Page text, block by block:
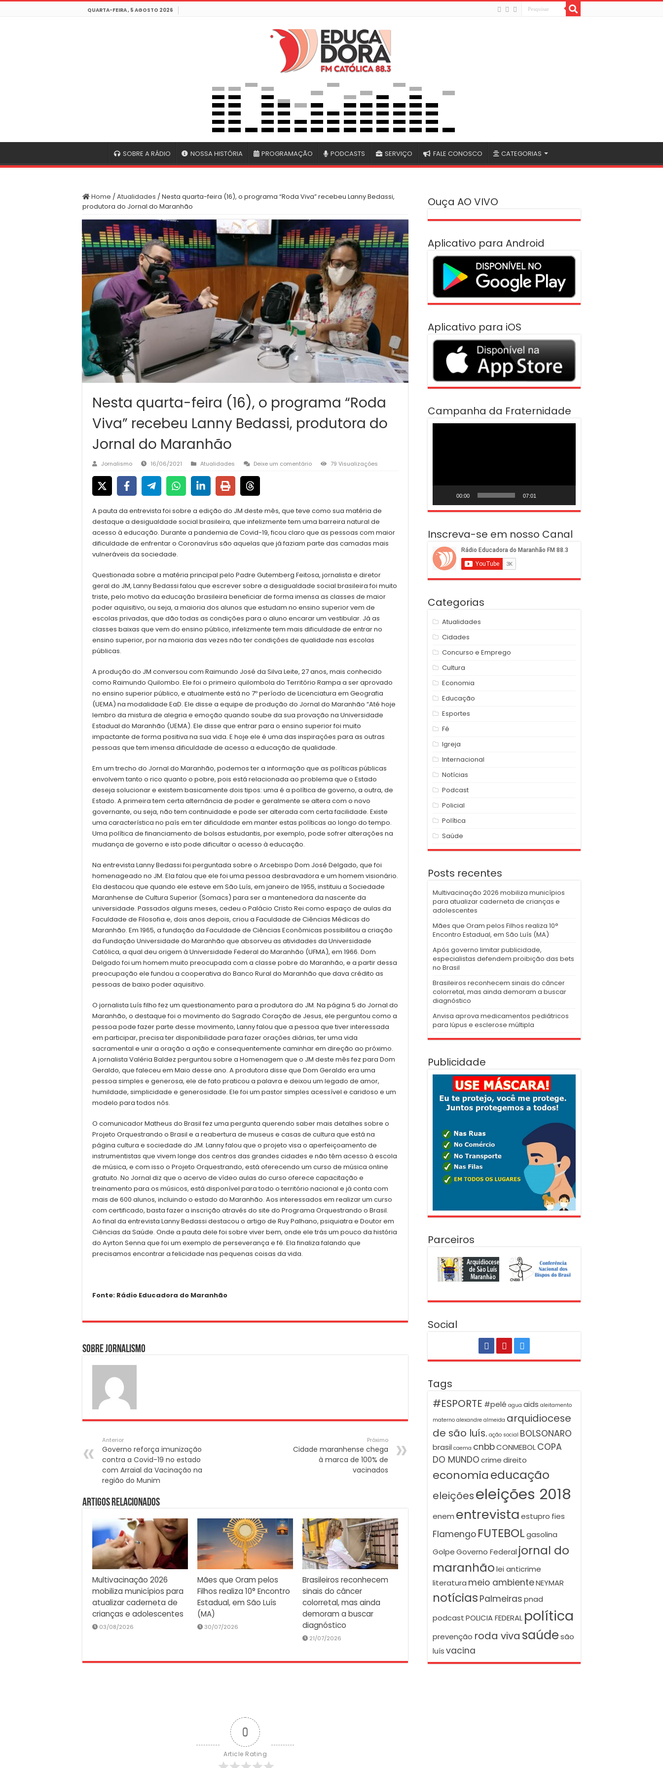
QUARTA-FEIRA , 5 AGOSTO 2026
SOBRE A RÁDIO NOSSA HISTÓRIA PROGRAMAÇÃO PODCASTS SERVIÇO FALE CONOSCO CATEGORIAS
Home /Atualidades /Nesta quarta-feira (16), o programa “Roda Viva” recebeu Lanny Bedassi,
produtora do Jornal do Maranhão
Nesta quarta-feira (16), o programa “Roda
Viva” recebeu Lanny Bedassi, produtora do
Jornal do Maranhão
Jornalismo 16/06/2021 Atualidades Deixe um comentário 79 Visualizações
A pauta da entrevista foi sobre a edição do JM deste mês, que teve como sua matéria de
destaque a desigualdade social brasileira, que infelizmente tem uma barreira natural de
acesso à educação. Durante a pandemia de Covid-19, ficou claro que as pessoas com maior
dificuldade de enfrentar o Coronavírus são aquelas que já faziam parte das camadas mais
vulneráveis da sociedade.
Questionada sobre a matéria principal pelo Padre Gutemberg Feitosa, jornalista e diretor
geral do JM, Lanny Bedassi falou que escrever sobre a desigualdade social brasileira foi muito
triste, pelo motivo da educação brasileira beneficiar de forma imensa as classes de maior
poder aquisitivo, ou seja, a maioria dos alunos que estudam no ensino superior vem de
escolas privadas, que dão todas as condições para o aluno encarar um vestibular. Já as
classes baixas que vem do ensino público, infelizmente tem mais dificuldade de entrar no
ensino superior, por na maioria das vezes não ter condições de qualidade nas escolas
públicas.
A produção do JM conversou com Raimundo José da Silva Leite, 27 anos, mais conhecido
como Raimundo Quilombo. Ele foi o primeiro quilombola do Território Rampa a ser aprovado
no ensino superior público, e atualmente está no 7º período de Licenciatura em Geografia
(UEMA) na modalidade EaD. Ele disse a equipe de produção do Jornal do Maranhão “Até hoje
lembro da mistura de alegria e emoção quando soube da sua provação na Universidade
Estadual do Maranhão (UEMA). Ele disse que entrar para o ensino superior foi muito
impactante de forma positiva na sua vida. E hoje ele é uma das inspirações para as outras
pessoas que tem imensa dificuldade de acesso a educação de qualidade.
Em um trecho do Jornal do Maranhão, podemos ter a informação que as políticas públicas
envolvem tanto o rico quanto o pobre, pois está relacionada ao problema que o Estado
deseja solucionar e existem basicamente dois tipos: uma é a política de governo, a outra, de
Estado. A primeira tem certa alternância de poder e geralmente se altera com o novo
governante, ou seja, não tem continuidade e pode ser alterada com certa facilidade. Existe
uma característica no país em ter dificuldade em manter estas políticas ao longo do tempo.
Uma política de financiamento de bolsas estudantis, por exemplo, pode sofrer alterações na
mudança de governo e isto pode dificultar o acesso à educação.
Na entrevista Lanny Bedassi foi perguntada sobre o Arcebispo Dom José Delgado, que foi
homenageado no JM. Ela falou que ele foi uma pessoa desbravadora e um homem visionário.
Ela destacou que quando ele esteve em São Luís, em janeiro de 1955, instituiu a Sociedade
Maranhense de Cultura Superior (Somacs) para ser a mantenedora da nascente da
universidade. Passados alguns meses, cedeu o Palácio Cristo Rei como espaço de aulas da
Faculdade de Filosofia e, dois anos depois, criou a Faculdade de Ciências Médicas do
Maranhão. Em 1965, a fundação da Faculdade de Ciências Econômicas possibilitou a criação
da Fundação Universidade do Maranhão que absorveu as atividades da Universidade
Católica, a qual deu origem à Universidade Federal do Maranhão (UFMA), em 1966. Dom
Delgado foi um homem muito preocupada com a classe pobre do Maranhão, e a partir dessa
preocupação ele fundou a cooperativa do Banco Rural do Maranhão que dava crédito as
pessoas de baixo poder aquisitivo.
O jornalista Luís filho fez um questionamento para a produtora do JM. Na página 5 do Jornal do
Maranhão, o destaque foi o movimento do Sagrado Coração de Jesus, ele perguntou como a
pessoa pode fazer parte desse movimento, Lanny falou que a pessoa que tiver interessada
em participar, precisa ter disponibilidade para fazer orações diárias, ter uma vida
sacramental e unir a oração a ação e consequentemente caminhar em direção ao próximo.
A jornalista Valéria Baldez perguntou sobre a Homenagem que o JM deste mês fez para Dom
Geraldo, que faleceu em Maio desse ano. A produtora disse que Dom Geraldo era uma
pessoa simples e generosa, ele de fato praticou a palavra e deixou um legado de amor,
humildade, simplicidade e generosidade. Ele foi um pastor simples acessível e caridoso e um
modelo para todos nós.
O comunicador Matheus do Brasil fez uma pergunta querendo saber mais detalhes sobre o
Projeto Orquestrando o Brasil e a reabertura de museus e casas de cultura que está na
página cultura e sociedade do JM. Lanny falou que o projeto visa o aperfeiçoamento de
instrumentistas que vivem longe dos centros das grandes cidades e não têm acesso à escola
de música, e com isso o Projeto Orquestrando, está oferecendo um curso de música online
gratuito. No Jornal diz que o acervo de vídeo aulas do curso oferece capacitação e
treinamento para os músicos, está disponível para todo o território nacional e já conta com
mais de 600 alunos, incluindo o estado do Maranhão. Aos interessados em realizar um curso
com certificado, basta fazer a inscrição através do site do Programa Orquestrando o Brasil.
Ao final da entrevista Lanny Bedassi destacou o artigo de Ruy Palhano, psiquiatra e Doutor em
Ciências da Saúde. Onde a pauta dele foi sobre viver bem, onde ele trás um pouco da história
do Ayrton Senna que foi um exemplo de perseverança e fé. Ela finaliza falando que
precisamos encontrar a felicidade nas pequenas coisas da vida.
Fonte: Rádio Educadora do Maranhão
Sobre Jornalismo
Anterior
Governo reforça imunização
contra a Covid-19 no estado
com Arraial da Vacinação na
região do Munim
Próximo
Cidade maranhense chega
à marca de 100% de
vacinados
Artigos Relacionados
Multivacinação 2026
mobiliza municípios para
atualizar caderneta de
crianças e adolescentes
03/08/2026
Mães que Oram pelos
Filhos realiza 10° Encontro
Estadual, em São Luís
(MA)
30/07/2026
Brasileiros reconhecem
sinais do câncer
colorretal, mas ainda
demoram a buscar
diagnóstico
21/07/2026
0
Article Rating
Ouça AO VIVO
Aplicativo para Android
Aplicativo para iOS
Campanha da Fraternidade
00:00 07:01
Inscreva-se em nosso Canal
Categorias
Atualidades
Cidades
Concurso e Emprego
Cultura
Economia
Educação
Esportes
Fé
Igreja
Internacional
Notícias
Podcast
Policial
Política
Saúde
Posts recentes
Multivacinação 2026 mobiliza municípios
para atualizar caderneta de crianças e
adolescentes
Mães que Oram pelos Filhos realiza 10°
Encontro Estadual, em São Luís (MA)
Após governo limitar publicidade,
especialistas defendem proibição das bets
no Brasil
Brasileiros reconhecem sinais do câncer
colorretal, mas ainda demoram a buscar
diagnóstico
Anvisa aprova medicamentos pediátricos
para lúpus e esclerose múltipla
Publicidade
Parceiros
Social
Tags
#ESPORTE #pelé agua aids aleitamento
materno alexandre almeida arquidiocese
de são luís. ação social BOLSONARO
brasil caema cnbbCONMEBOLCOPA
DO MUNDOcrimedireito
economiaeducação
eleiçõeseleições 2018
enem entrevistaestupro fies
Flamengo FUTEBOLgasolina
GolpeGoverno Federal jornal do
maranhãolei anticrime
literatura meio ambienteNEYMAR
notícias Palmeiraspnad
podcastPOLICIA FEDERAL política
prevenção roda viva saúdesão
luísvacina